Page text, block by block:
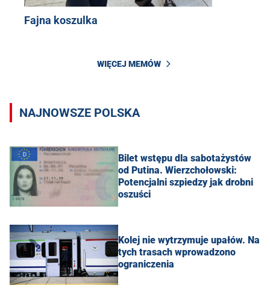
Fajna koszulka
WIĘCEJ MEMÓW
NAJNOWSZE POLSKA
Bilet wstępu dla sabotażystów
od Putina. Wierzchołowski:
Potencjalni szpiedzy jak drobni
oszuści
Kolej nie wytrzymuje upałów. Na
tych trasach wprowadzono
ograniczenia